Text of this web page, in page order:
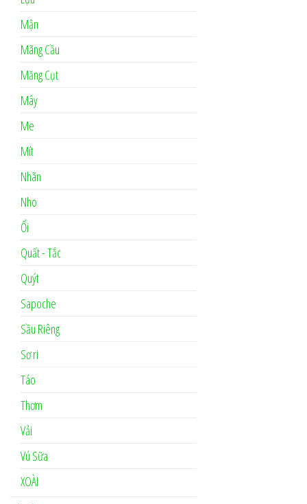
Mận
Mãng Cầu
Măng Cụt
Mây
Me
Mít
Nhãn
Nho
Ổi
Quất - Tắc
Quýt
Sapoche
Sầu Riêng
Sơ ri
Táo
Thơm
Vải
Vú Sữa
XOÀI